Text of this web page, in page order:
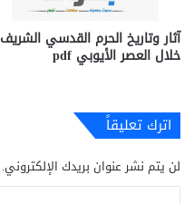
آثار وتاريخ الحرم القدسي الشريف
خلال العصر الأيوبي pdf
اترك تعليقاً
لن يتم نشر عنوان بريدك الإلكتروني.